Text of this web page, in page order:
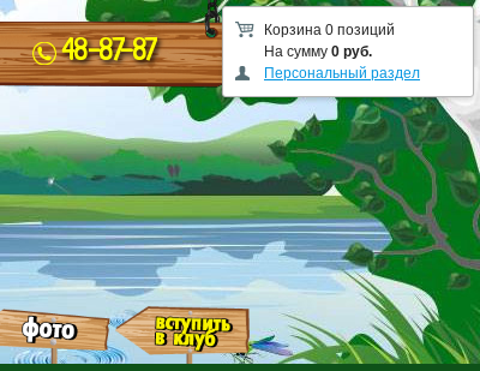
48-87-87
Корзина 0 позиций
На сумму 0 руб.
Персональный раздел